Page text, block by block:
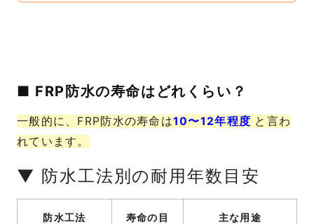
■ FRP防水の寿命はどれくらい？
一般的に、FRP防水の寿命は10〜12年程度 と言わ
れています。
▼ 防水工法別の耐用年数目安
防水工法
寿命の目
主な用途